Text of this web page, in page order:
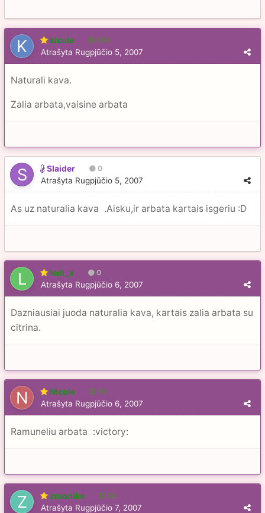
kicule 104
Atrašyta Rugpjūčio 5, 2007
Naturali kava.
Zalia arbata,vaisine arbata
Slaider 0
Atrašyta Rugpjūčio 5, 2007
As uz naturalia kava .Aisku,ir arbata kartais isgeriu :D
ledi_x 0
Atrašyta Rugpjūčio 6, 2007
Dazniausiai juoda naturalia kava, kartais zalia arbata su
citrina.
Nicole 56
Atrašyta Rugpjūčio 6, 2007
Ramuneliu arbata :victory:
zmonike 28
Atrašyta Rugpjūčio 7, 2007